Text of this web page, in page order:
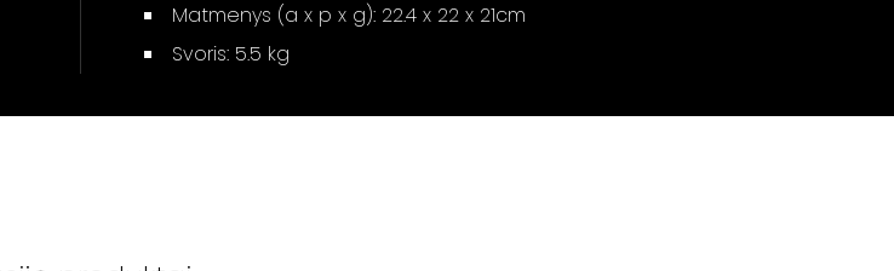
Matmenys (a x p x g): 22.4 x 22 x 21cm
Svoris: 5.5 kg